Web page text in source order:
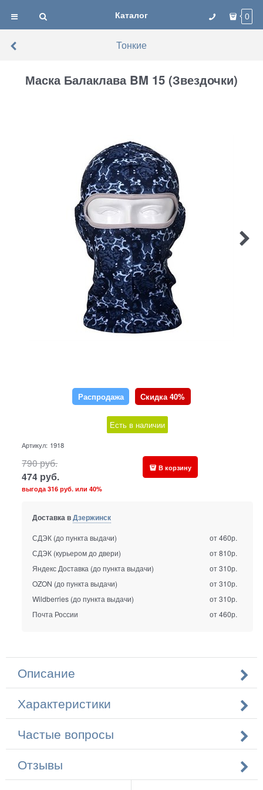
Каталог 0
Тонкие
Маска Балаклава BM 15 (Звездочки)
Распродажа Скидка 40%
Есть в наличии
Артикул: 1918
790руб.
474 руб.
выгода316 руб. или40%
В корзину
Доставка вДзержинск
СДЭК (до пункта выдачи)
от 460р.
СДЭК (курьером до двери)
от 810р.
Яндекс Доставка (до пункта выдачи)
от 310р.
OZON (до пункта выдачи)
от 310р.
Wildberries (до пункта выдачи)
от 310р.
Почта России
от 460р.
Описание
Характеристики
Частые вопросы
Отзывы